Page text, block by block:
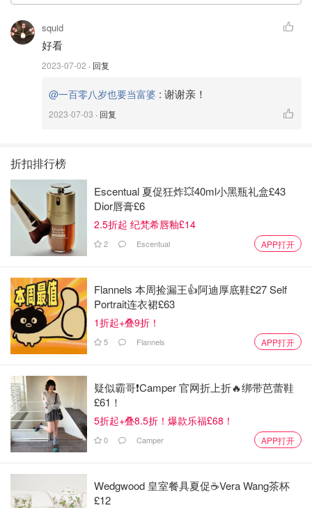
squid
好看
2023-07-02 · 回复
@一百零八岁也要当富婆 : 谢谢亲！
2023-07-03 · 回复
折扣排行榜
Escentual 夏促狂炸💥40ml小黑瓶礼盒£43
Dior唇膏£6
2.5折起 纪梵希唇釉£14
2 Escentual APP打开
Flannels 本周捡漏王👍阿迪厚底鞋£27 Self
Portrait连衣裙£63
1折起+叠9折！
5 Flannels APP打开
疑似霸哥❗️Camper 官网折上折🔥绑带芭蕾鞋
£61！
5折起+叠8.5折！爆款乐福£68！
0 Camper APP打开
Wedgwood 皇室餐具夏促☕️Vera Wang茶杯
£12